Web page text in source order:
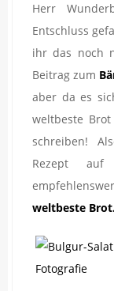
Herr
Entschluss
ihr das noch
Beitrag zum
aber da es
weltbeste
schreiben!
Rezept
weltbeste